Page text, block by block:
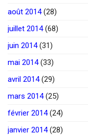
août 2014(28)
juillet 2014(68)
juin 2014(31)
mai 2014(33)
avril 2014(29)
mars 2014(25)
février 2014(24)
janvier 2014(28)